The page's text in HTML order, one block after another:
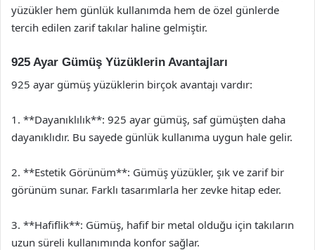
yüzükler hem günlük kullanımda hem de özel günlerde
tercih edilen zarif takılar haline gelmiştir.
925 Ayar Gümüş Yüzüklerin Avantajları
925 ayar gümüş yüzüklerin birçok avantajı vardır:
1. **Dayanıklılık**: 925 ayar gümüş, saf gümüşten daha
dayanıklıdır. Bu sayede günlük kullanıma uygun hale gelir.
2. **Estetik Görünüm**: Gümüş yüzükler, şık ve zarif bir
görünüm sunar. Farklı tasarımlarla her zevke hitap eder.
3. **Hafiflik**: Gümüş, hafif bir metal olduğu için takıların
uzun süreli kullanımında konfor sağlar.